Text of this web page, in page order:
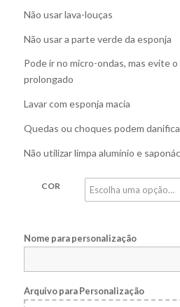
Não usar lava-louças
Não usar a parte verde da esponja
Pode ir no micro-ondas, mas evite
prolongado
Lavar com esponja macia
Quedas ou choques podem
Não utilizar limpa alumínio e
COR
Nome para personalização
Arquivo para Personalização